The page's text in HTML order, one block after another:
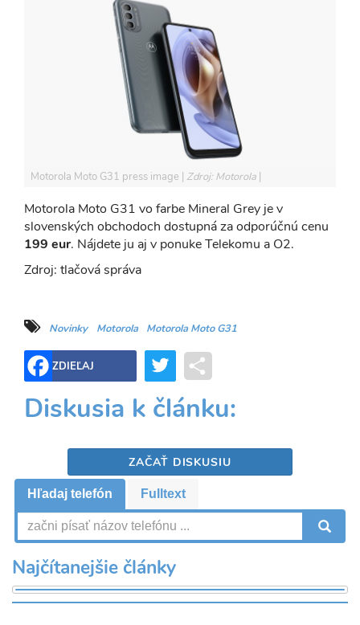
Motorola Moto G31 press image Zdroj: Motorola
Motorola Moto G31 vo farbe Mineral Grey je v
slovenských obchodoch dostupná za odporúčnú cenu
199 eur. Nájdete ju aj v ponuke Telekomu a O2.
Zdroj: tlačová správa
Novinky Motorola Motorola Moto G31
ZDIEĽAJ Twitter
Diskusia k článku:
ZAČAŤ DISKUSIU
Hľadaj telefón Fulltext
Najčítanejšie články